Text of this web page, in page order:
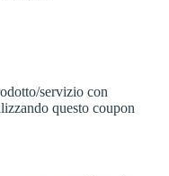
servizio con
questo coupon